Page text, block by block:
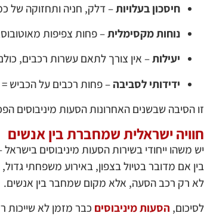
חיסכון בעלויות– דלק, חניה ותחזוקה של
נוחות מקסימלית– פחות צפיפות
יעילות– אין צורך לתאם עשרות רכבים, כולם
ידידותי לסביבה – פחות רכבים על הכביש =
זו הסיבה שבשנים האחרונות הסעות מיניבוסים
חוויה ישראלית שמחברת בין אנשים
יש משהו ייחודי בשירות הסעות מיניבוסים
בין אם מדובר בטיול בצפון, באירוע משפחתי
לא רק רכב הסעה, אלא מקום שמחבר בין אנשים.
לסיכום, הסעות מיניבוסים כבר מזמן לא שייכות